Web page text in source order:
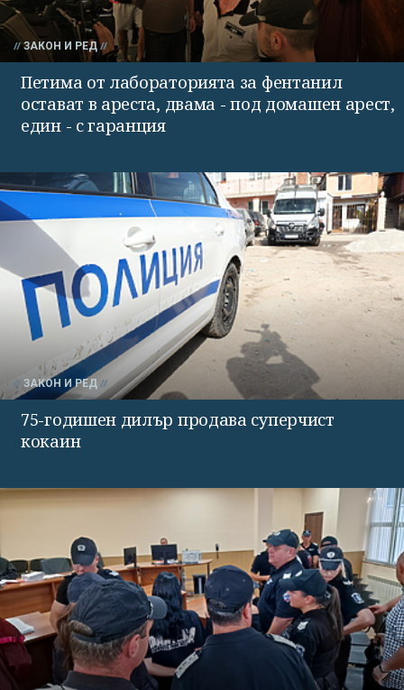
ЗАКОН И РЕД
Петима от лабораторията за фентанил
остават в ареста, двама - под домашен арест,
един - с гаранция
ЗАКОН И РЕД
75-годишен дилър продава суперчист
кокаин